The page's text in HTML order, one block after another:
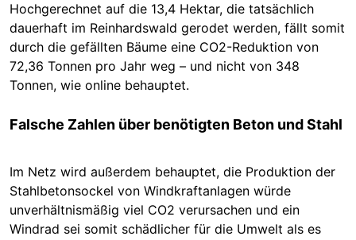
Hochgerechnet auf die 13,4 Hektar, die tatsächlich
dauerhaft im Reinhardswald gerodet werden, fällt somit
durch die gefällten Bäume eine CO2-Reduktion von
72,36 Tonnen pro Jahr weg – und nicht von 348
Tonnen, wie online behauptet.
Falsche Zahlen über benötigten Beton und Stahl
Im Netz wird außerdem behauptet, die Produktion der
Stahlbetonsockel von Windkraftanlagen würde
unverhältnismäßig viel CO2 verursachen und ein
Windrad sei somit schädlicher für die Umwelt als es